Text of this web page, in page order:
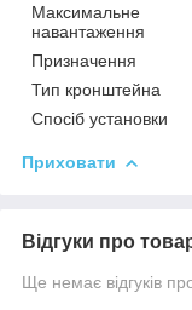
Максимальне
навантаження
Призначення
Тип кронштейна
Спосіб установки
Приховати
Відгуки про
Ще немає відгуків